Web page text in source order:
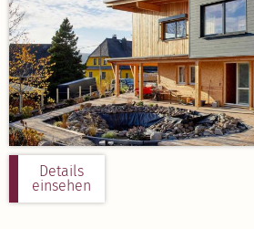
Details
einsehen